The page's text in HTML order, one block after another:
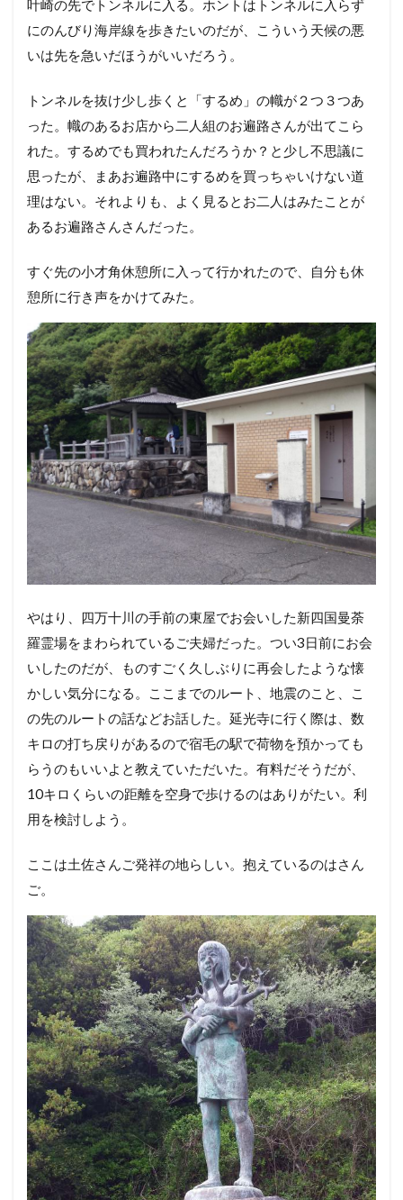
叶崎の先でトンネルに入る。ホントはトンネルに入らず
にのんびり海岸線を歩きたいのだが、こういう天候の悪
いは先を急いだほうがいいだろう。
トンネルを抜け少し歩くと「するめ」の幟が２つ３つあ
った。幟のあるお店から二人組のお遍路さんが出てこら
れた。するめでも買われたんだろうか？と少し不思議に
思ったが、まあお遍路中にするめを買っちゃいけない道
理はない。それよりも、よく見るとお二人はみたことが
あるお遍路さんさんだった。
すぐ先の小才角休憩所に入って行かれたので、自分も休
憩所に行き声をかけてみた。
やはり、四万十川の手前の東屋でお会いした新四国曼荼
羅霊場をまわられているご夫婦だった。つい3日前にお会
いしたのだが、ものすごく久しぶりに再会したような懐
かしい気分になる。ここまでのルート、地震のこと、こ
の先のルートの話などお話した。延光寺に行く際は、数
キロの打ち戻りがあるので宿毛の駅で荷物を預かっても
らうのもいいよと教えていただいた。有料だそうだが、
10キロくらいの距離を空身で歩けるのはありがたい。利
用を検討しよう。
ここは土佐さんご発祥の地らしい。抱えているのはさん
ご。